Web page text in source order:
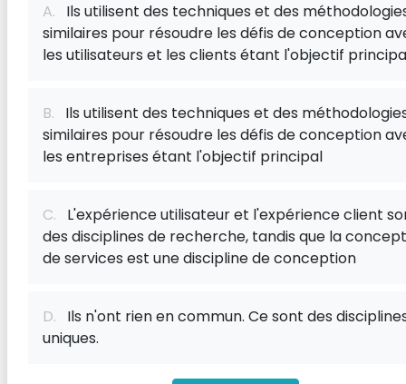
A. Ils utilisent des techniques et des
similaires pour résoudre les défis de conception
les utilisateurs et les clients étant l'objectif
B. Ils utilisent des techniques et des
similaires pour résoudre les défis de conception
les entreprises étant l'objectif principal
C. L'expérience utilisateur et l'expérience client
des disciplines de recherche, tandis que la
de services est une discipline de conception
D. Ils n'ont rien en commun. Ce sont des
uniques.